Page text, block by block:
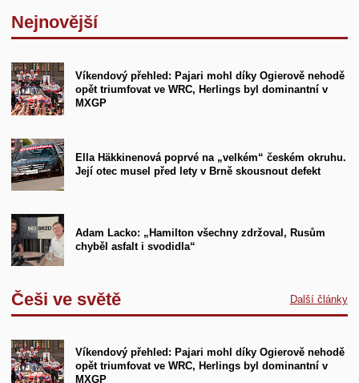
Nejnovější
Víkendový přehled: Pajari mohl díky Ogierově nehodě
opět triumfovat ve WRC, Herlings byl dominantní v
MXGP
Ella Häkkinenová poprvé na „velkém“ českém okruhu.
Její otec musel před lety v Brně skousnout defekt
Adam Lacko: „Hamilton všechny zdržoval, Rusům
chyběl asfalt i svodidla“
Češi ve světě Další články
Víkendový přehled: Pajari mohl díky Ogierově nehodě
opět triumfovat ve WRC, Herlings byl dominantní v
MXGP